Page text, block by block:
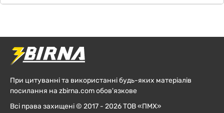
При цитуванні та використанні будь-яких матеріалів
посилання на zbirna.com обов'язкове
Всі права захищені © 2017 - 2026 ТОВ «ПМХ»